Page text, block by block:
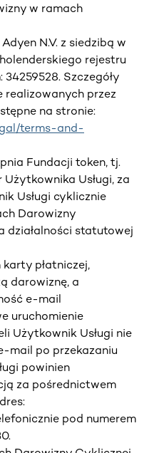
w ramach
N.V. z siedzibą w
rejestru
Szczegóły
realizowanych przez
na stronie:
terms-and-
Fundacji token, tj.
Usługi, za
Usługi cyklicznie
Darowizny
działalności statutowej
płatniczej,
darowiznę, a
e-mail
uruchomienie
Użytkownik Usługi nie
mail po przekazaniu
powinien
za pośrednictwem
pod numerem